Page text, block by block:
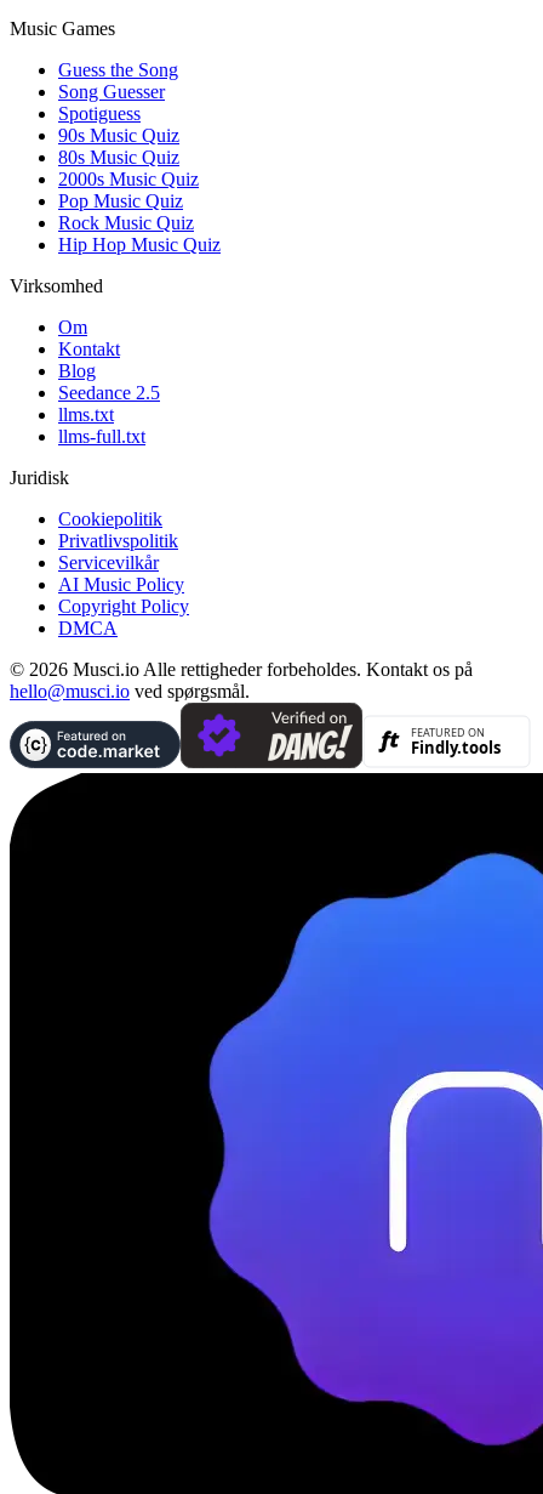
Music Games
Guess the Song
Song Guesser
Spotiguess
90s Music Quiz
80s Music Quiz
2000s Music Quiz
Pop Music Quiz
Rock Music Quiz
Hip Hop Music Quiz
Virksomhed
Om
Kontakt
Blog
Seedance 2.5
llms.txt
llms-full.txt
Juridisk
Cookiepolitik
Privatlivspolitik
Servicevilkår
AI Music Policy
Copyright Policy
DMCA
© 2026 Musci.io Alle rettigheder forbeholdes. Kontakt os på
hello@musci.io ved spørgsmål.